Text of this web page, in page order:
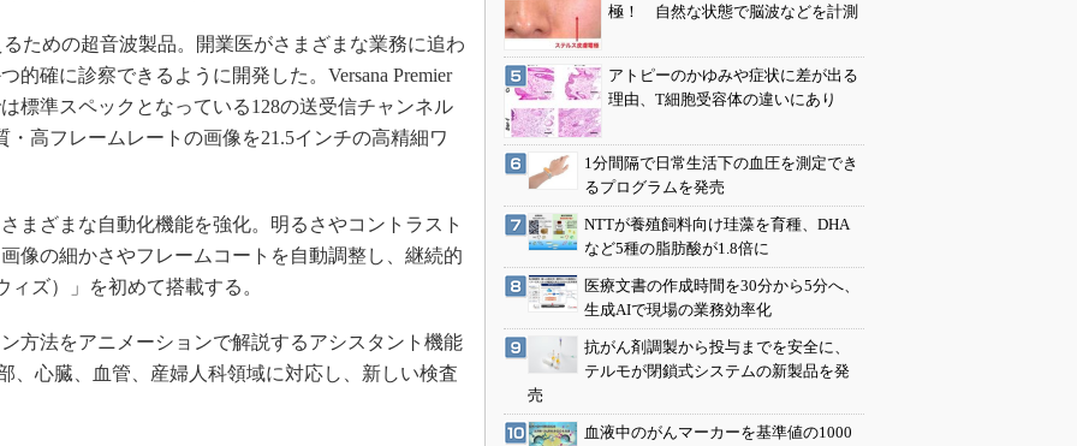
インダストリー4.0
イノベーション
製造業ビッグデータ
知財マネジメント
海外生産
制御セキュリティ
新型コロナへの対応
ための超音波製品。開業医がさまざまな業務に追わ
的確に診察できるように開発した。Versana Premier
標準スペックとなっている128の送受信チャンネル
高フレームレートの画像を21.5インチの高精細ワ
ざまな自動化機能を強化。明るさやコントラスト
像の細かさやフレームコートを自動調整し、継続的
ズ）」を初めて搭載する。
法をアニメーションで解説するアシスタント機能
、心臓、血管、産婦人科領域に対応し、新しい検査
極！ 自然な状態で脳波などを計測
アトピーのかゆみや症状に差が出る
理由、T細胞受容体の違いにあり
1分間隔で日常生活下の血圧を測定でき
るプログラムを発売
NTTが養殖飼料向け珪藻を育種、DHA
など5種の脂肪酸が1.8倍に
医療文書の作成時間を30分から5分へ、
生成AIで現場の業務効率化
抗がん剤調製から投与までを安全に、
テルモが閉鎖式システムの新製品を発
売
血液中のがんマーカーを基準値の1000